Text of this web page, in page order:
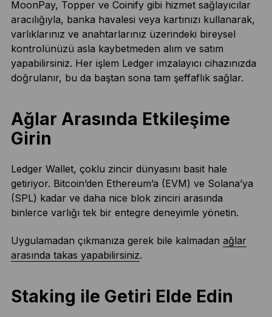
MoonPay, Topper ve Coinify gibi hizmet sağlayıcılar
aracılığıyla, banka havalesi veya kartınızı kullanarak,
varlıklarınız ve anahtarlarınız üzerindeki bireysel
kontrolünüzü asla kaybetmeden alım ve satım
yapabilirsiniz. Her işlem Ledger imzalayıcı cihazınızda
doğrulanır, bu da baştan sona tam şeffaflık sağlar.
Ağlar Arasında Etkileşime
Girin
Ledger Wallet, çoklu zincir dünyasını basit hale
getiriyor. Bitcoin’den Ethereum’a (EVM) ve Solana’ya
(SPL) kadar ve daha nice blok zinciri arasında
binlerce varlığı tek bir entegre deneyimle yönetin.
Uygulamadan çıkmanıza gerek bile kalmadan ağlar
arasında takas yapabilirsiniz.
Staking ile Getiri Elde Edin